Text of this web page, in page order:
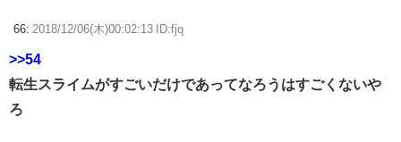
66: 2018/12/06(木)00:02:13 ID:fjq
>>54
転生スライムがすごいだけであってなろうはすごくないや
ろ